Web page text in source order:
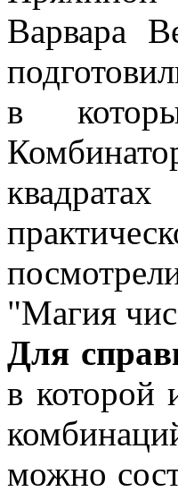
Варвара
в
"Магия
Для
в которой
можно